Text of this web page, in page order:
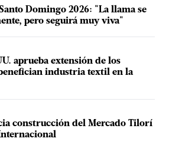
Domingo 2026: "La llama se
pero seguirá muy viva"
aprueba extensión de los
industria textil en la
construcción del Mercado Tilorí